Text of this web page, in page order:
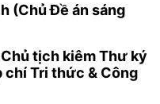
(Chủ Đề án sáng
Chủ tịch kiêm Thư ký
chí Tri thức & Công